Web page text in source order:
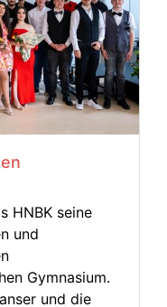
HNBK seine
und
Gymnasium.
und die